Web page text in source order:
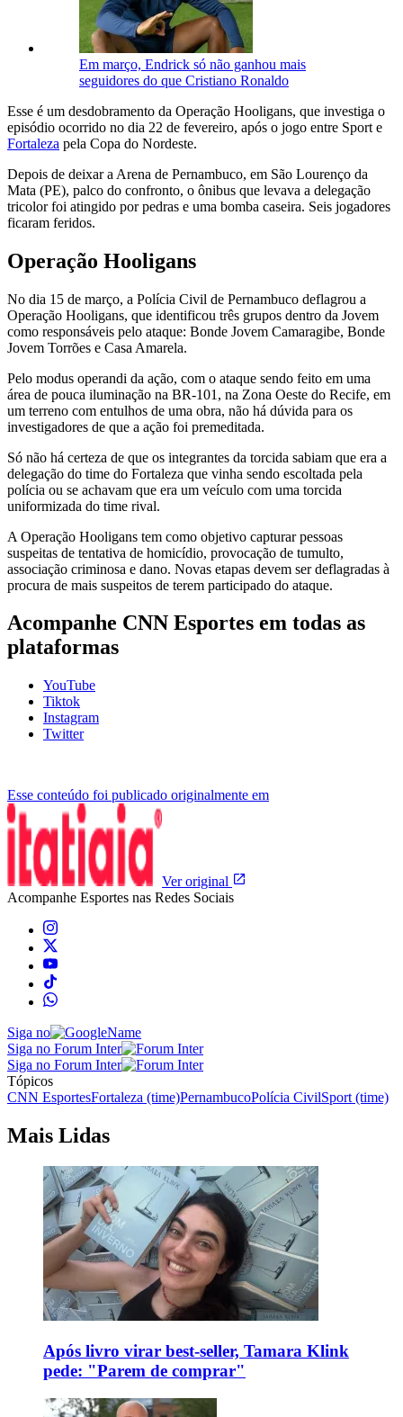
Em março, Endrick só não ganhou mais
seguidores do que Cristiano Ronaldo
Esse é um desdobramento da Operação Hooligans, que investiga o
episódio ocorrido no dia 22 de fevereiro, após o jogo entre Sport e
Fortaleza pela Copa do Nordeste.
Depois de deixar a Arena de Pernambuco, em São Lourenço da
Mata (PE), palco do confronto, o ônibus que levava a delegação
tricolor foi atingido por pedras e uma bomba caseira. Seis jogadores
ficaram feridos.
Operação Hooligans
No dia 15 de março, a Polícia Civil de Pernambuco deflagrou a
Operação Hooligans, que identificou três grupos dentro da Jovem
como responsáveis pelo ataque: Bonde Jovem Camaragibe, Bonde
Jovem Torrões e Casa Amarela.
Pelo modus operandi da ação, com o ataque sendo feito em uma
área de pouca iluminação na BR-101, na Zona Oeste do Recife, em
um terreno com entulhos de uma obra, não há dúvida para os
investigadores de que a ação foi premeditada.
Só não há certeza de que os integrantes da torcida sabiam que era a
delegação do time do Fortaleza que vinha sendo escoltada pela
polícia ou se achavam que era um veículo com uma torcida
uniformizada do time rival.
A Operação Hooligans tem como objetivo capturar pessoas
suspeitas de tentativa de homicídio, provocação de tumulto,
associação criminosa e dano. Novas etapas devem ser deflagradas à
procura de mais suspeitos de terem participado do ataque.
Acompanhe CNN Esportes em todas as
plataformas
YouTube
Tiktok
Instagram
Twitter
Esse conteúdo foi publicado originalmente em
Ver original
Acompanhe Esportes nas Redes Sociais
Siga no
Siga no Forum Inter
Siga no Forum Inter
Tópicos
CNN EsportesFortaleza (time)PernambucoPolícia CivilSport (time)
Mais Lidas
Após livro virar best-seller, Tamara Klink
pede: "Parem de comprar"